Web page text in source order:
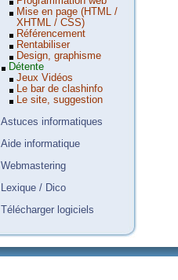
Mise en page (HTML /
XHTML / CSS)
Référencement
Rentabiliser
Design, graphisme
Détente
Jeux Vidéos
Le bar de clashinfo
Le site, suggestion
Astuces informatiques
Aide informatique
Webmastering
Lexique / Dico
Télécharger logiciels